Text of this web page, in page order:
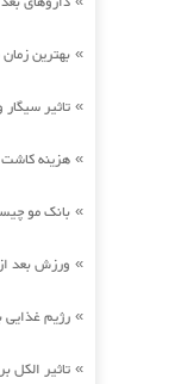
» بهترین
» تاثیر
» هزینه
» بانک مو
» ورزش بعد
» رژیم
» تاثیر الکل